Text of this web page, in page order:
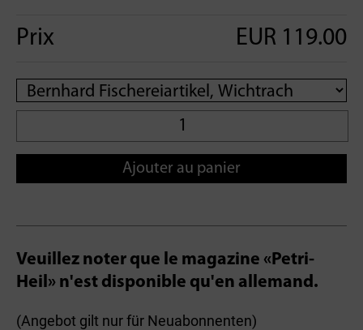
Prix EUR 119.00
Ajouter au panier
Veuillez noter que le magazine «Petri-
Heil» n'est disponible qu'en allemand.
(Angebot gilt nur für Neuabonnenten)